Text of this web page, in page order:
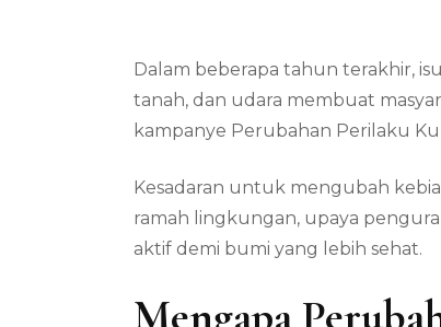
Dalam beberapa tahun terakhir,
tanah, dan udara membuat
kampanye Perubahan Perilaku
Kesadaran untuk mengubah
ramah lingkungan, upaya
aktif demi bumi yang lebih sehat.
Mengapa